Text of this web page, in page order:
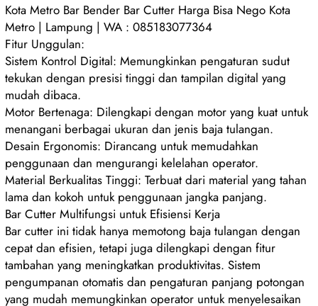
Kota Metro Bar Bender Bar Cutter Harga Bisa Nego Kota
Metro | Lampung | WA : 085183077364
Fitur Unggulan:
Sistem Kontrol Digital: Memungkinkan pengaturan sudut
tekukan dengan presisi tinggi dan tampilan digital yang
mudah dibaca.
Motor Bertenaga: Dilengkapi dengan motor yang kuat untuk
menangani berbagai ukuran dan jenis baja tulangan.
Desain Ergonomis: Dirancang untuk memudahkan
penggunaan dan mengurangi kelelahan operator.
Material Berkualitas Tinggi: Terbuat dari material yang tahan
lama dan kokoh untuk penggunaan jangka panjang.
Bar Cutter Multifungsi untuk Efisiensi Kerja
Bar cutter ini tidak hanya memotong baja tulangan dengan
cepat dan efisien, tetapi juga dilengkapi dengan fitur
tambahan yang meningkatkan produktivitas. Sistem
pengumpanan otomatis dan pengaturan panjang potongan
yang mudah memungkinkan operator untuk menyelesaikan